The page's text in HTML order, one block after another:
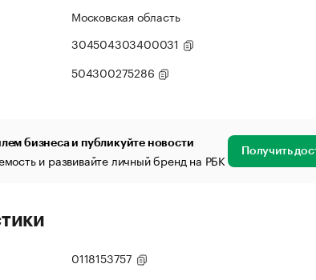
Московская область
304504303400031
504300275286
бизнеса и публикуйте новости
и развивайте личный бренд на РБК Получить
0118153757